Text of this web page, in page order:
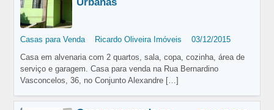
Casas para Venda Ricardo Oliveira Imóveis
03/12/2015
Casa em alvenaria com 2 quartos, sala, copa, cozinha, área de
serviço e garagem. Casa para venda na Rua Bernardino
Vasconcelos, 36, no Conjunto Alexandre […]